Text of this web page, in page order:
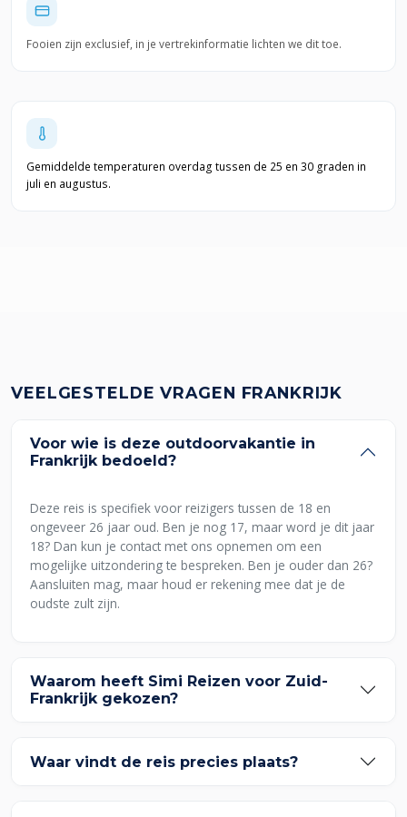
Fooien zijn exclusief, in je vertrekinformatie lichten we dit toe.
Gemiddelde temperaturen overdag tussen de 25 en 30 graden in
juli en augustus.
VEELGESTELDE VRAGEN FRANKRIJK
Voor wie is deze outdoorvakantie in
Frankrijk bedoeld?
Deze reis is specifiek voor reizigers tussen de 18 en
ongeveer 26 jaar oud. Ben je nog 17, maar word je dit jaar
18? Dan kun je contact met ons opnemen om een
mogelijke uitzondering te bespreken. Ben je ouder dan 26?
Aansluiten mag, maar houd er rekening mee dat je de
oudste zult zijn.
Waarom heeft Simi Reizen voor Zuid-
Frankrijk gekozen?
Waar vindt de reis precies plaats?